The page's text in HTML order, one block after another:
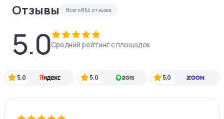
Отзывы Всего854 отзыва
5.0Средний рейтинг с площадок
5.0 5.0 5.0